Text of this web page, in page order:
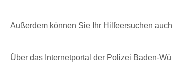
Außerdem können Sie Ihr Hilfeersuchen
Über das Internetportal der Polizei Baden-